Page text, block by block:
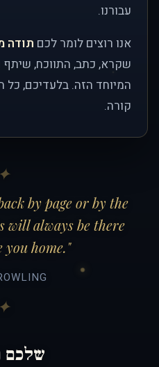
עבורנו.
אנו רוצים לומר לכם תודה
שקרא, כתב, התווכח, שיתף
המיוחד הזה. בלעדיכם,
קורה.
by page or by the
will always be there
you home."
שלכם